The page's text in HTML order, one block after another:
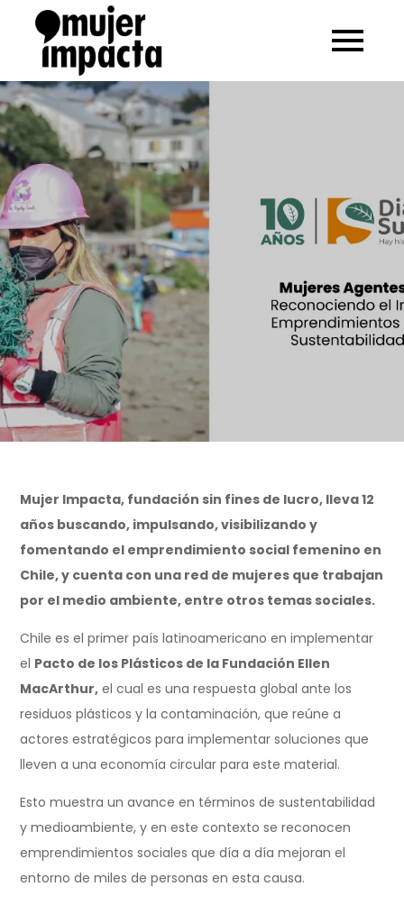
Mujer Impacta, fundación sin fines de lucro, lleva 12
años buscando, impulsando, visibilizando y
fomentando el emprendimiento social femenino en
Chile, y cuenta con una red de mujeres que trabajan
por el medio ambiente, entre otros temas sociales.
Chile es el primer país latinoamericano en implementar
el Pacto de los Plásticos de la Fundación Ellen
MacArthur, el cual es una respuesta global ante los
residuos plásticos y la contaminación, que reúne a
actores estratégicos para implementar soluciones que
lleven a una economía circular para este material.
Esto muestra un avance en términos de sustentabilidad
y medioambiente, y en este contexto se reconocen
emprendimientos sociales que día a día mejoran el
entorno de miles de personas en esta causa.